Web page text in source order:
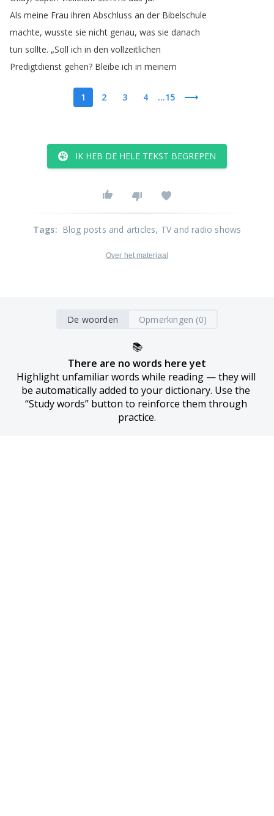
Als meine Frau ihren Abschluss an der Bibelschule
machte, wusste sie nicht genau, was sie danach
tun sollte. „Soll ich in den vollzeitlichen
Predigtdienst gehen? Bleibe ich in meinem
1 2 3 4 ...15
IK HEB DE HELE TEKST BEGREPEN
Tags: Blog posts and articles, TV and radio shows
Over het materiaal
De woorden Opmerkingen (0)
📚
There are no words here yet
Highlight unfamiliar words while reading — they will
be automatically added to your dictionary. Use the
“Study words” button to reinforce them through
practice.